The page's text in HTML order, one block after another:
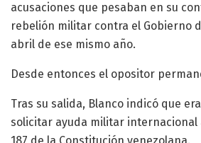
acusaciones que pesaban en su
rebelión militar contra el Gobierno
abril de ese mismo año.
Desde entonces el opositor
Tras su salida, Blanco indicó que
solicitar ayuda militar internacional